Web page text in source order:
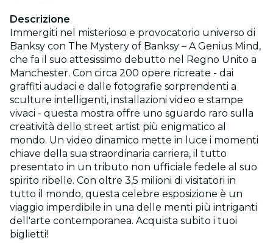
Descrizione
Immergiti nel misterioso e provocatorio universo di
Banksy con The Mystery of Banksy – A Genius Mind,
che fa il suo attesissimo debutto nel Regno Unito a
Manchester. Con circa 200 opere ricreate - dai
graffiti audaci e dalle fotografie sorprendenti a
sculture intelligenti, installazioni video e stampe
vivaci - questa mostra offre uno sguardo raro sulla
creatività dello street artist più enigmatico al
mondo. Un video dinamico mette in luce i momenti
chiave della sua straordinaria carriera, il tutto
presentato in un tributo non ufficiale fedele al suo
spirito ribelle. Con oltre 3,5 milioni di visitatori in
tutto il mondo, questa celebre esposizione è un
viaggio imperdibile in una delle menti più intriganti
dell'arte contemporanea. Acquista subito i tuoi
biglietti!